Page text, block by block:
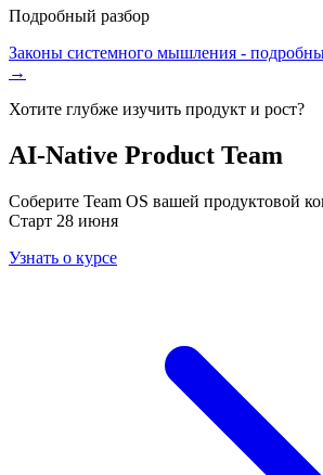
Подробный разбор
Законы системного мышления -
→
Хотите глубже изучить продукт и рост?
AI-Native Product Team
Соберите Team OS вашей продуктовой
Старт 28 июня
Узнать о курсе